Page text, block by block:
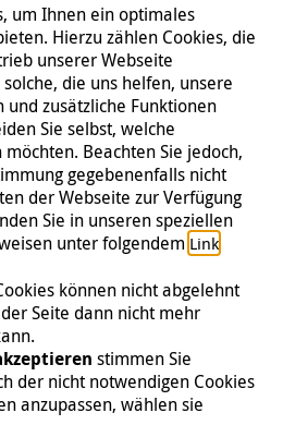
| Kontakt | Presse
um Ihnen ein optimales
Hierzu zählen Cookies, die
unserer Webseite
die uns helfen, unsere
zusätzliche Funktionen
Sie selbst, welche
Beachten Sie jedoch,
gegebenenfalls nicht
der Webseite zur Verfügung
Sie in unseren speziellen
unter folgendem Link.
können nicht abgelehnt
Seite dann nicht mehr
stimmen Sie
der nicht notwendigen Cookies
anzupassen, wählen sie